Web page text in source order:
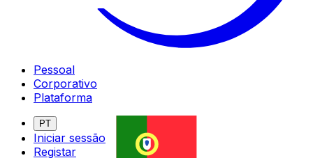
Pessoal
Corporativo
Plataforma
PT
Iniciar sessão
Registar